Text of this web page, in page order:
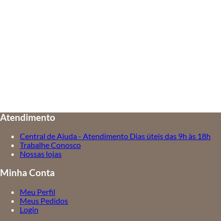
Atendimento
Central de Ajuda - Atendimento Dias úteis das 9h às 18h
Trabalhe Conosco
Nossas lojas
Minha Conta
Meu Perfil
Meus Pedidos
Login